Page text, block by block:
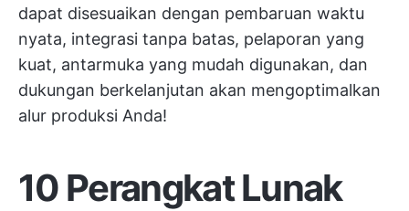
dapat disesuaikan dengan pembaruan waktu
nyata, integrasi tanpa batas, pelaporan yang
kuat, antarmuka yang mudah digunakan, dan
dukungan berkelanjutan akan mengoptimalkan
alur produksi Anda!
10 Perangkat Lunak